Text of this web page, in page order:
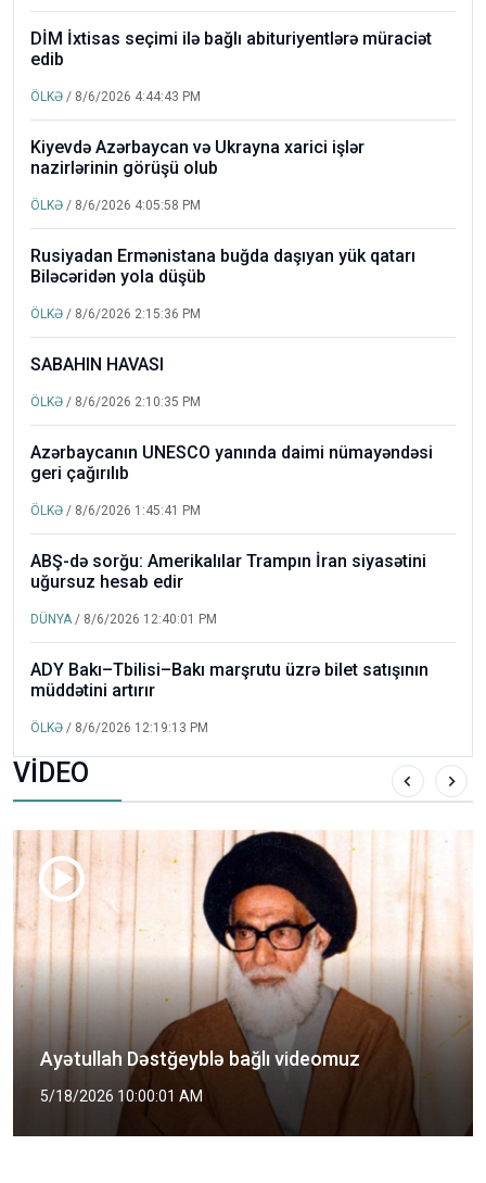
DİM İxtisas seçimi ilə bağlı abituriyentlərə müraciət
edib
ÖLKƏ / 8/6/2026 4:44:43 PM
Kiyevdə Azərbaycan və Ukrayna xarici işlər
nazirlərinin görüşü olub
ÖLKƏ / 8/6/2026 4:05:58 PM
Rusiyadan Ermənistana buğda daşıyan yük qatarı
Biləcəridən yola düşüb
ÖLKƏ / 8/6/2026 2:15:36 PM
SABAHIN HAVASI
ÖLKƏ / 8/6/2026 2:10:35 PM
Azərbaycanın UNESCO yanında daimi nümayəndəsi
geri çağırılıb
ÖLKƏ / 8/6/2026 1:45:41 PM
ABŞ-də sorğu: Amerikalılar Trampın İran siyasətini
uğursuz hesab edir
DÜNYA / 8/6/2026 12:40:01 PM
ADY Bakı–Tbilisi–Bakı marşrutu üzrə bilet satışının
müddətini artırır
ÖLKƏ / 8/6/2026 12:19:13 PM
VİDEO
Şəhid Mütəhərri kimdir?
5/2/2026 2:00:01 PM